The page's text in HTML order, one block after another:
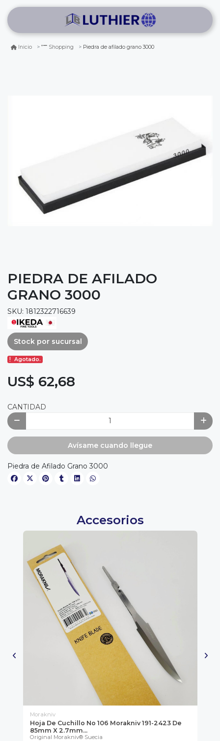
Inicio Shopping Piedra de afilado grano 3000
PIEDRA DE AFILADO
GRANO 3000
SKU: 1812322716639
Stock por sucursal
Agotado.
US$ 62,68
CANTIDAD
Avísame cuando llegue
Piedra de Afilado Grano 3000
Accesorios
Morakniv
Hoja De Cuchillo No 106 Morakniv 191-2423 De
85mm X 2.7mm...
Original Morakniv® Suecia